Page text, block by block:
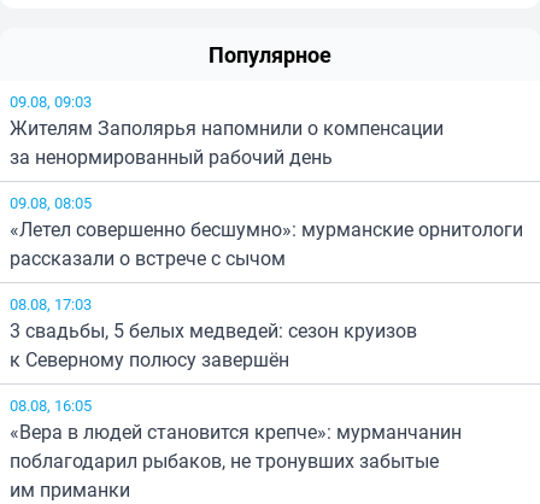
Популярное
09.08, 09:03
Жителям Заполярья напомнили о компенсации
за ненормированный рабочий день
09.08, 08:05
«Летел совершенно бесшумно»: мурманские орнитологи
рассказали о встрече с сычом
08.08, 17:03
3 свадьбы, 5 белых медведей: сезон круизов
к Северному полюсу завершён
08.08, 16:05
«Вера в людей становится крепче»: мурманчанин
поблагодарил рыбаков, не тронувших забытые
им приманки